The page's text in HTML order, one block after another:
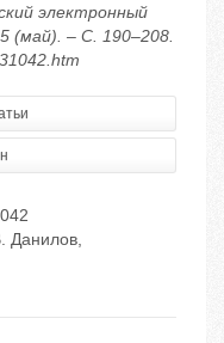
электронный
(май). – С. 190–208.
Данилов,